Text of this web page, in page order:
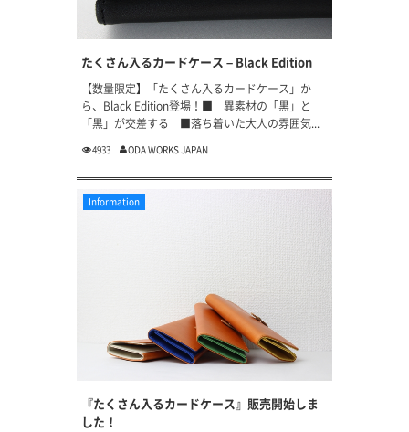
たくさん入るカードケース – Black Edition
【数量限定】「たくさん入るカードケース」か
ら、Black Edition登場！■ 異素材の「黒」と
「黒」が交差する ■落ち着いた大人の雰囲気...
4933 ODA WORKS JAPAN
『たくさん入るカードケース』販売開始しま
した！
Information